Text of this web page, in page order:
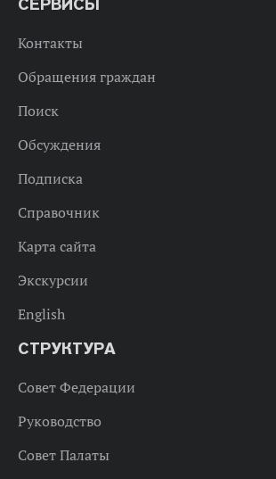
Контакты
Обращения граждан
Поиск
Обсуждения
Подписка
Справочник
Карта сайта
Экскурсии
English
СТРУКТУРА
Совет Федерации
Руководство
Совет Палаты